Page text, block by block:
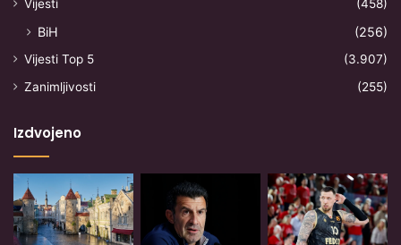
Vijesti
(458)
BiH (256)
Vijesti Top 5
(3.907)
Zanimljivosti
(255)
Izdvojeno